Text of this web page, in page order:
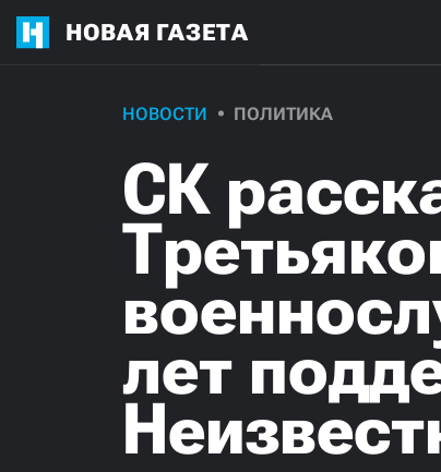
НОВАЯ ГАЗЕТА
НОВОСТИ ПОЛИТИКА
СК
лет